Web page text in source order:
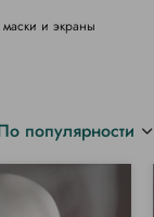
и экраны
популярности